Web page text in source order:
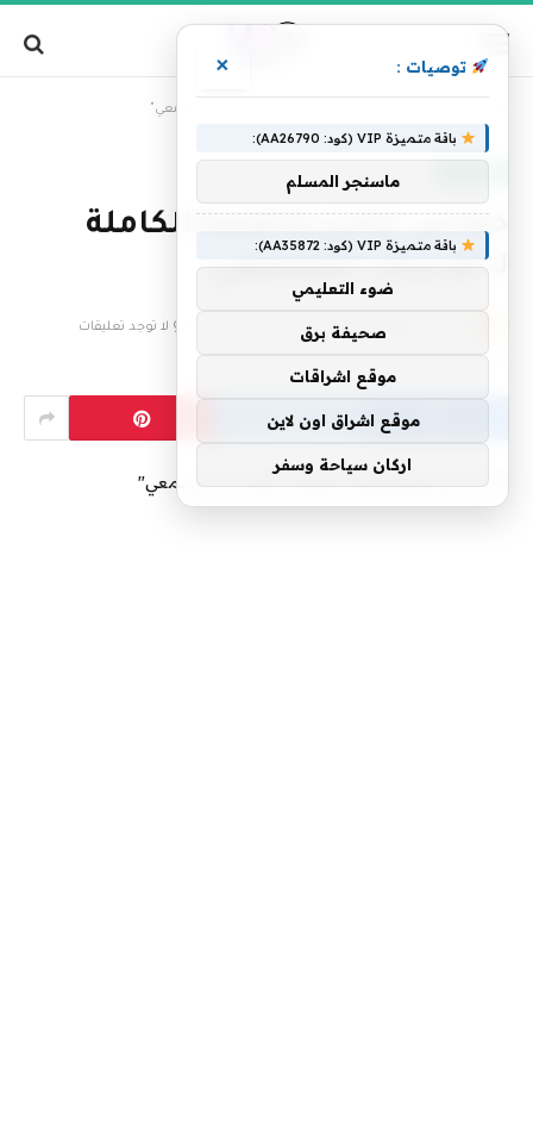
حماس وفتح والقصة الكاملة لـ"الإسناد المجتمعي"
حماس وفتح والقصة الكاملة
لـ"الإسناد المجتمعي"
فريق التحرير 10 ديسمبر، 2024 لا توجد تعليقات
8 دقائق
توصيات : ×
باقة متميزة VIP (كود: AA26790):
ماسنجر المسلم
باقة متميزة VIP (كود: AA35872):
ضوء التعليمي
صحيفة برق
موقع اشراقات
موقع اشراق اون لاين
اركان سياحة وسفر